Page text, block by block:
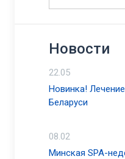
Новости
22.05
Новинка!
Беларуси
08.02
Минская SPA-